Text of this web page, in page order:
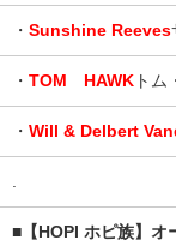
・ Sunshine Reeves
・ TOM HAWK トム
・ Will & Delbert
.
■【HOPI ホピ族】オ